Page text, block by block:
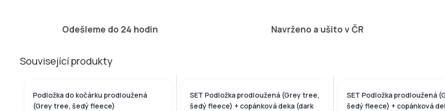
Odešleme do 24 hodin Navrženo a ušito v ČR
Související produkty
Podložka do kočárku prodloužená
(Grey tree, šedý fleece)
SET Podložka prodloužená (Grey tree,
šedý fleece) + copánková deka (dark
SET Podložka prodloužená
šedý fleece) + copánková